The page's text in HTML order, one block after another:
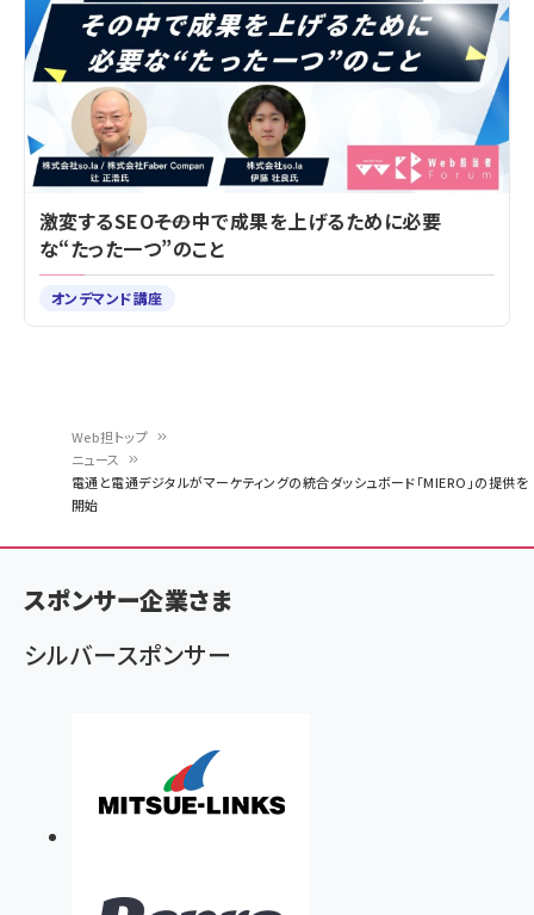
く
ず
Web担トップ
ニュース
電通と電通デジタルがマーケティングの統合ダッシュボード「MIERO」の提供を
開始
激変するSEO――その中で成果を上げるために必要
な“たった一つ”のこと
オンデマンド講座
スポンサー企業さま
シルバースポンサー